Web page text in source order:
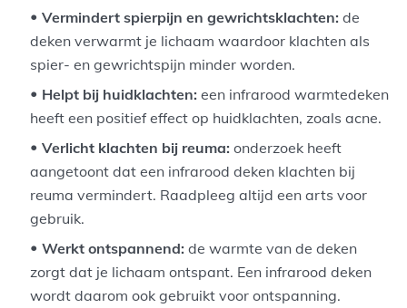
Vermindert spierpijn en gewrichtsklachten:de
deken verwarmt je lichaam waardoor klachten als
spier- en gewrichtspijn minder worden.
Helpt bij huidklachten: een infrarood warmtedeken
heeft een positief effect op huidklachten, zoals acne.
Verlicht klachten bij reuma: onderzoek heeft
aangetoont dat een infrarood deken klachten bij
reuma vermindert. Raadpleeg altijd een arts voor
gebruik.
Werkt ontspannend: de warmte van de deken
zorgt dat je lichaam ontspant. Een infrarood deken
wordt daarom ook gebruikt voor ontspanning.